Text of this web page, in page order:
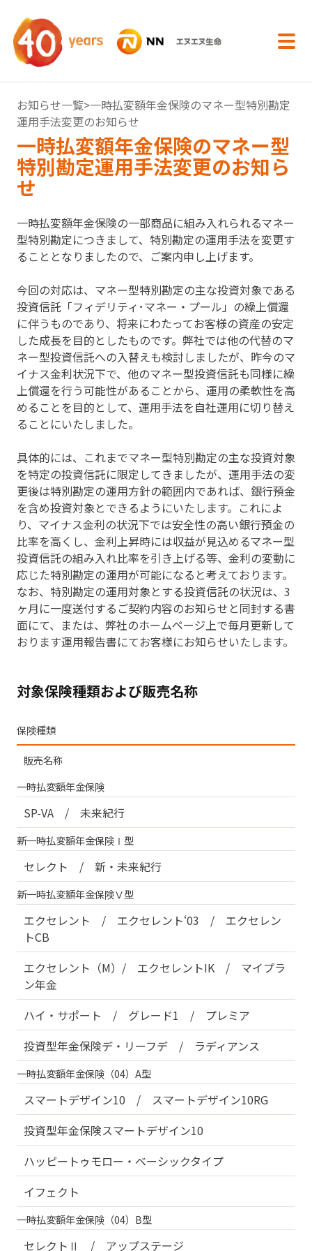
お知らせ一覧>一時払変額年金保険のマネー型特別勘定
運用手法変更のお知らせ
一時払変額年金保険のマネー型
特別勘定運用手法変更のお知ら
せ
一時払変額年金保険の一部商品に組み入れられるマネー
型特別勘定につきまして、特別勘定の運用手法を変更す
ることとなりましたので、ご案内申し上げます。
今回の対応は、マネー型特別勘定の主な投資対象である
投資信託「フィデリティ･マネー・プール」の繰上償還
に伴うものであり、将来にわたってお客様の資産の安定
した成長を目的としたものです。弊社では他の代替のマ
ネー型投資信託への入替えも検討しましたが、昨今のマ
イナス金利状況下で、他のマネー型投資信託も同様に繰
上償還を行う可能性があることから、運用の柔軟性を高
めることを目的として、運用手法を自社運用に切り替え
ることにいたしました。
具体的には、これまでマネー型特別勘定の主な投資対象
を特定の投資信託に限定してきましたが、運用手法の変
更後は特別勘定の運用方針の範囲内であれば、銀行預金
を含め投資対象とできるようにいたします。これによ
り、マイナス金利の状況下では安全性の高い銀行預金の
比率を高くし、金利上昇時には収益が見込めるマネー型
投資信託の組み入れ比率を引き上げる等、金利の変動に
応じた特別勘定の運用が可能になると考えております。
なお、特別勘定の運用対象とする投資信託の状況は、3
ヶ月に一度送付するご契約内容のお知らせと同封する書
面にて、または、弊社のホームページ上で毎月更新して
おります運用報告書にてお客様にお知らせいたします。
対象保険種類および販売名称
保険種類
販売名称
一時払変額年金保険
SP-VA / 未来紀行
新一時払変額年金保険Ⅰ型
セレクト / 新・未来紀行
新一時払変額年金保険Ⅴ型
エクセレント / エクセレント‘03 / エクセレン
トCB
エクセレント（M）/ エクセレントIK / マイプラ
ン年金
ハイ・サポート / グレード1 / プレミア
投資型年金保険デ・リーフデ / ラディアンス
一時払変額年金保険（04）A型
スマートデザイン10 / スマートデザイン10RG
投資型年金保険スマートデザイン10
ハッピートゥモロー・ベーシックタイプ
イフェクト
一時払変額年金保険（04）B型
セレクトⅡ / アップステージ